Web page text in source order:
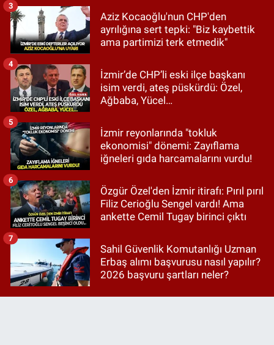
Aziz Kocaoğlu'nun CHP'den
ayrılığına sert tepki: "Biz kaybettik
ama partimizi terk etmedik"
3
İzmir’de CHP’li eski ilçe başkanı
isim verdi, ateş püskürdü: Özel,
Ağbaba, Yücel…
4
İzmir reyonlarında "tokluk
ekonomisi" dönemi: Zayıflama
iğneleri gıda harcamalarını vurdu!
5
Özgür Özel'den İzmir itirafı: Pırıl pırıl
Filiz Cerioğlu Sengel vardı! Ama
ankette Cemil Tugay birinci çıktı
6
Sahil Güvenlik Komutanlığı Uzman
Erbaş alımı başvurusu nasıl yapılır?
2026 başvuru şartları neler?
7